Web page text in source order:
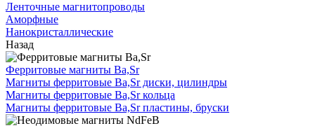
Ленточные магнитопроводы
Аморфные
Нанокристаллические
Назад
Ферритовые магниты Ba,Sr
Магниты ферритовые Ba,Sr диски, цилиндры
Магниты ферритовые Ba,Sr кольца
Магниты ферритовые Ba,Sr пластины, бруски